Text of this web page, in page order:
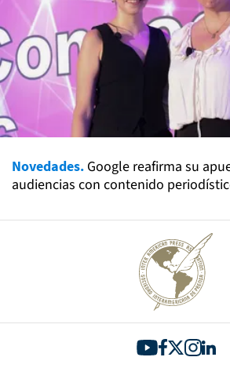
Novedades. Google reafirma su
audiencias con contenido